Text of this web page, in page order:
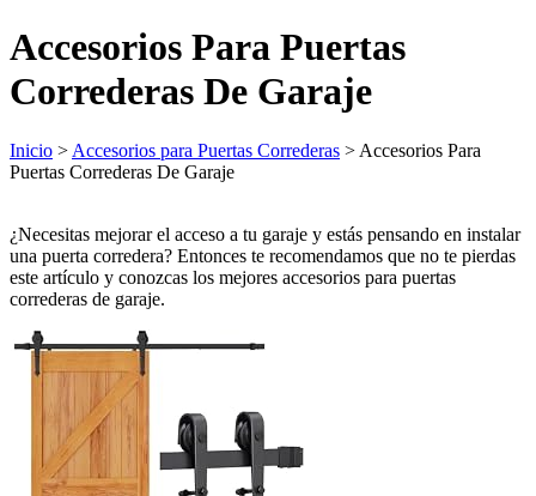
Accesorios Para Puertas
Correderas De Garaje
Inicio > Accesorios para Puertas Correderas > Accesorios Para
Puertas Correderas De Garaje
¿Necesitas mejorar el acceso a tu garaje y estás pensando en instalar
una puerta corredera? Entonces te recomendamos que no te pierdas
este artículo y conozcas los mejores accesorios para puertas
correderas de garaje.